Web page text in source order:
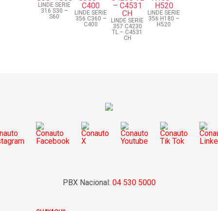
LINDE SERIE
316 S30 –
S60
LINDE SERIE
356 C360 –
C400
LINDE SERIE
357 C4230
TL – C4531
CH
LINDE SERIE
356 H180 –
H520
PBX Nacional: 04 530 5000